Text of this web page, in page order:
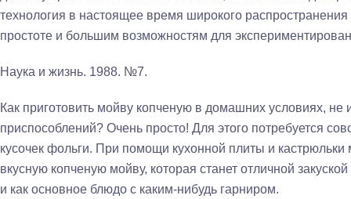
технология в настоящее время широкого
простоте и большим возможностям для
Наука и жизнь. 1988. №7.
Как приготовить мойву копченую в домашних условиях, не
приспособлений? Очень просто! Для этого потребуется
кусочек фольги. При помощи кухонной плиты и кастрюльки
вкусную копченую мойву, которая станет отличной
и как основное блюдо с каким-нибудь гарниром.